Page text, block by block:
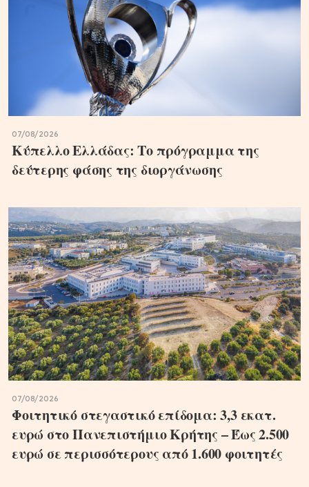
07/08/2026
Κύπελλο Ελλάδας: Το πρόγραμμα της
δεύτερης φάσης της διοργάνωσης
07/08/2026
Φοιτητικό στεγαστικό επίδομα: 3,3 εκατ.
ευρώ στο Πανεπιστήμιο Κρήτης – Έως 2.500
ευρώ σε περισσότερους από 1.600 φοιτητές